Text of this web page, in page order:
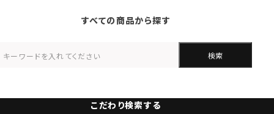
すべての商品から探す
検索
こだわり検索する